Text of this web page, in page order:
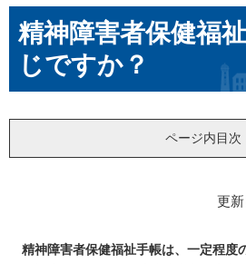
文精神障害者保健福
じですか？
ページ内目次
更
精神障害者保健福祉手帳は、一定程度